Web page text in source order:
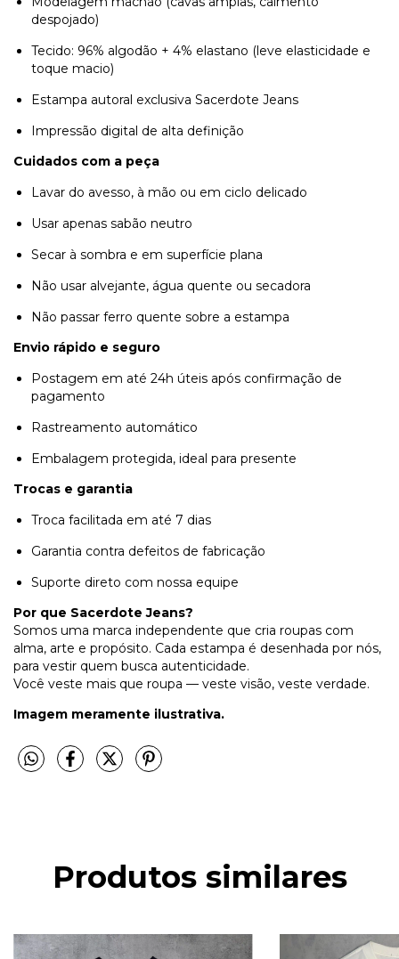
despojado)
Tecido: 96% algodão + 4% elastano (leve elasticidade e
toque macio)
Estampa autoral exclusiva Sacerdote Jeans
Impressão digital de alta definição
Cuidados com a peça
Lavar do avesso, à mão ou em ciclo delicado
Usar apenas sabão neutro
Secar à sombra e em superfície plana
Não usar alvejante, água quente ou secadora
Não passar ferro quente sobre a estampa
Envio rápido e seguro
Postagem em até 24h úteis após confirmação de
pagamento
Rastreamento automático
Embalagem protegida, ideal para presente
Trocas e garantia
Troca facilitada em até 7 dias
Garantia contra defeitos de fabricação
Suporte direto com nossa equipe
Por que Sacerdote Jeans?
Somos uma marca independente que cria roupas com
alma, arte e propósito. Cada estampa é desenhada por nós,
para vestir quem busca autenticidade.
Você veste mais que roupa — veste visão, veste verdade.
Imagem meramente ilustrativa.
Produtos similares